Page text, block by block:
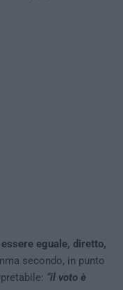
eguale, diretto,
secondo, in punto
“il voto è